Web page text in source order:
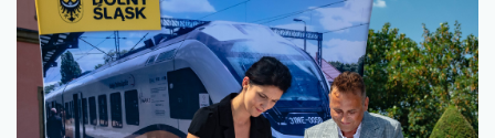
Zdjęcia z konferencji